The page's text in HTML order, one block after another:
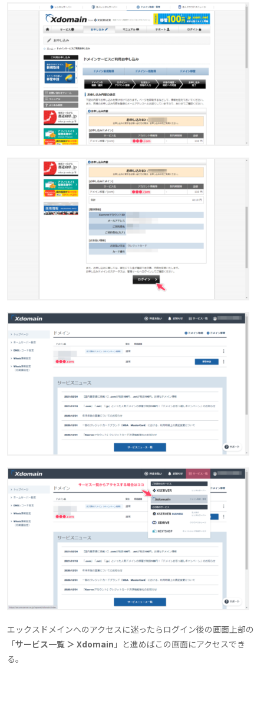
エックスドメインへのアクセスに迷ったらログイン後の画面上部の
「サービス一覧 ＞ Xdomain 」と進めばこの画面にアクセスでき
る。